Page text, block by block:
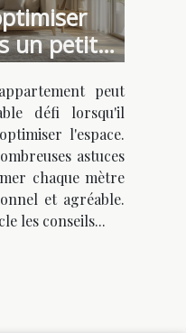
un petit
peut
défi lorsqu'il
l'espace.
astuces
chaque mètre
et agréable.
les conseils...